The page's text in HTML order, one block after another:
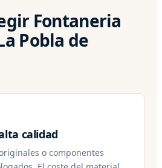
Fontaneria
Pobla de
calidad
o componentes